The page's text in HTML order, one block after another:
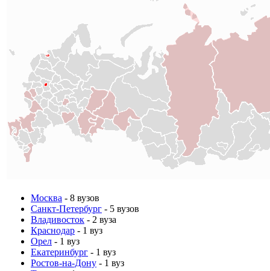
Москва - 8 вузов
Санкт-Петербург - 5 вузов
Владивосток - 2 вуза
Краснодар - 1 вуз
Орел - 1 вуз
Екатеринбург - 1 вуз
Ростов-на-Дону - 1 вуз